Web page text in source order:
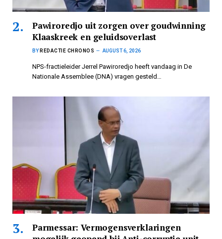
Pawiroredjo uit zorgen over goudwinning
Klaaskreek en geluidsoverlast
BY REDACTIE CHRONOS AUGUST 6, 2026
NPS-fractieleider Jerrel Pawiroredjo heeft vandaag in De
Nationale Assemblee (DNA) vragen gesteld…
Parmessar: Vermogensverklaringen